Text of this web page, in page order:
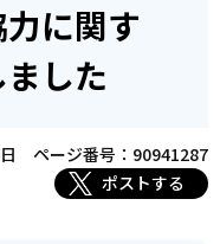
に関す
した
ページ番号：90941287
ポストする